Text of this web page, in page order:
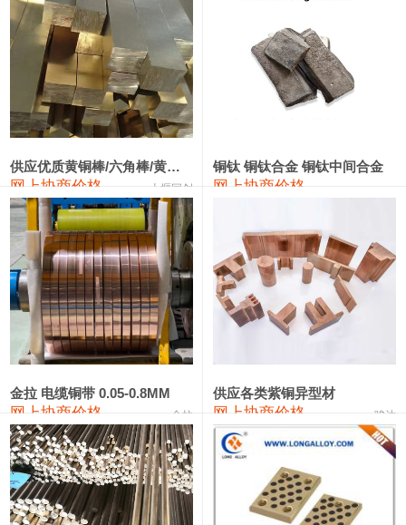
553#硅 9,300—9,500
441#硅 9,600—9,800 9,700
3303#硅 10,300—10,500 10,400
2202#硅 14,100—14,300
金属硅3303#-2202# 10,400—14,200 12,300 0
漆包线 111,970—115,970 113,970
磷铜合金 110,800—117,600 114,200 400
无氧铜丝(硬) 109,710—110,010 109,860
R410A专用紫铜管 113,700—113,700
铸造铝合金锭(A380） 26,300—26,500 26,400 100
铝合金ADC12 24,200—24,400 100
铸造铝合金锭(ZL102) 24,300—24,500 24,400
供应优质黄铜棒/六角棒/黄铜方板
网上协商价格 十堰同创
铜钛 铜钛合金 铜钛中间合金
网上协商价格
金拉 电缆铜带 0.05-0.8MM
网上协商价格 金拉
供应各类紫铜异型材
网上协商价格 骏达